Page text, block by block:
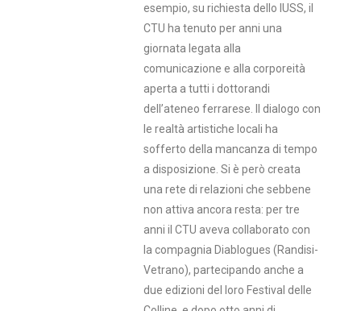
esempio, su richiesta dello IUSS, il
CTU ha tenuto per anni una
giornata legata alla
comunicazione e alla corporeità
aperta a tutti i dottorandi
dell’ateneo ferrarese. Il dialogo con
le realtà artistiche locali ha
sofferto della mancanza di tempo
a disposizione. Si è però creata
una rete di relazioni che sebbene
non attiva ancora resta: per tre
anni il CTU aveva collaborato con
la compagnia Diablogues (Randisi-
Vetrano), partecipando anche a
due edizioni del loro Festival delle